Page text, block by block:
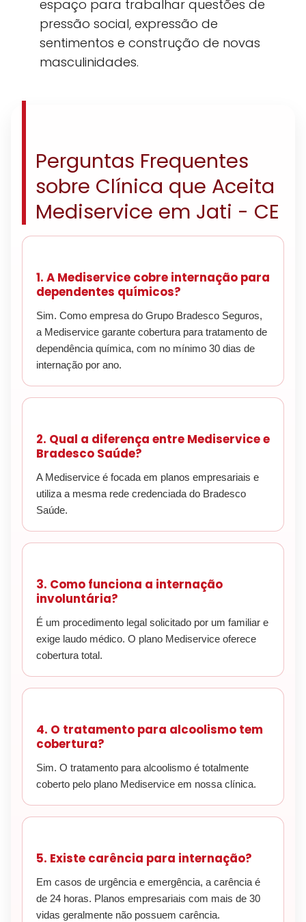
espaço para trabalhar questões de
pressão social, expressão de
sentimentos e construção de novas
masculinidades.
Perguntas Frequentes
sobre Clínica que Aceita
Mediservice em Jati - CE
1. A Mediservice cobre internação para
dependentes químicos?
Sim. Como empresa do Grupo Bradesco Seguros,
a Mediservice garante cobertura para tratamento de
dependência química, com no mínimo 30 dias de
internação por ano.
2. Qual a diferença entre Mediservice e
Bradesco Saúde?
A Mediservice é focada em planos empresariais e
utiliza a mesma rede credenciada do Bradesco
Saúde.
3. Como funciona a internação
involuntária?
É um procedimento legal solicitado por um familiar e
exige laudo médico. O plano Mediservice oferece
cobertura total.
4. O tratamento para alcoolismo tem
cobertura?
Sim. O tratamento para alcoolismo é totalmente
coberto pelo plano Mediservice em nossa clínica.
5. Existe carência para internação?
Em casos de urgência e emergência, a carência é
de 24 horas. Planos empresariais com mais de 30
vidas geralmente não possuem carência.